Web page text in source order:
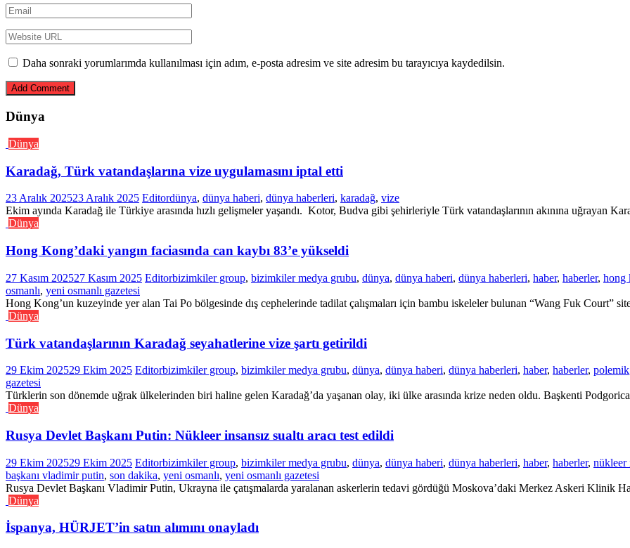
Daha sonraki yorumlarımda kullanılması için adım, e-posta adresim ve site adresim bu tarayıcıya kaydedilsin.
Dünya
Dünya
Karadağ, Türk vatandaşlarına vize uygulamasını iptal etti
23 Aralık 202523 Aralık 2025 Editordünya, dünya haberi, dünya haberleri, karadağ, vize
Ekim ayında Karadağ ile Türkiye arasında hızlı gelişmeler yaşandı. Kotor, Budva gibi şehirleriyle Türk vatandaşlarının akınına uğrayan
Dünya
Hong Kong’daki yangın faciasında can kaybı 83’e yükseldi
27 Kasım 202527 Kasım 2025 Editorbizimkiler group, bizimkiler medya grubu, dünya, dünya haberi, dünya haberleri, haber, haberler, hong
osmanlı, yeni osmanlı gazetesi
Hong Kong’un kuzeyinde yer alan Tai Po bölgesinde dış cephelerinde tadilat çalışmaları için bambu iskeleler bulunan “Wang Fuk Court”
Dünya
Türk vatandaşlarının Karadağ seyahatlerine vize şartı getirildi
29 Ekim 202529 Ekim 2025 Editorbizimkiler group, bizimkiler medya grubu, dünya, dünya haberi, dünya haberleri, haber, haberler, polemik
gazetesi
Türklerin son dönemde uğrak ülkelerinden biri haline gelen Karadağ’da yaşanan olay, iki ülke arasında krize neden oldu. Başkenti
Dünya
Rusya Devlet Başkanı Putin: Nükleer insansız sualtı aracı test edildi
29 Ekim 202529 Ekim 2025 Editorbizimkiler group, bizimkiler medya grubu, dünya, dünya haberi, dünya haberleri, haber, haberler, nükleer
başkanı vladimir putin, son dakika, yeni osmanlı, yeni osmanlı gazetesi
Rusya Devlet Başkanı Vladimir Putin, Ukrayna ile çatışmalarda yaralanan askerlerin tedavi gördüğü Moskova’daki Merkez Askeri Klinik
Dünya
İspanya, HÜRJET’in satın alımını onayladı